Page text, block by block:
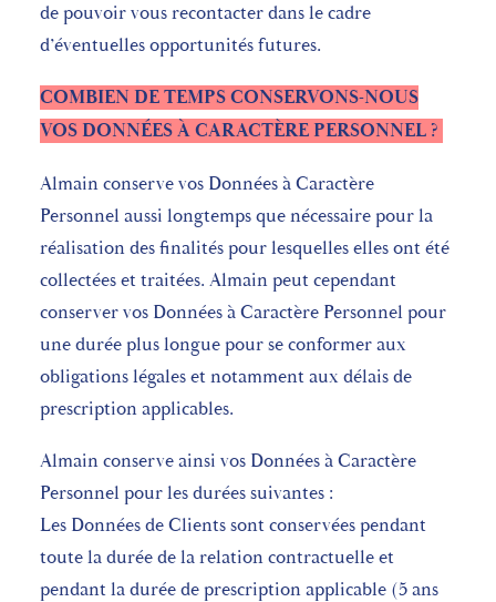
de pouvoir vous recontacter dans le cadre
d’éventuelles opportunités futures.
COMBIEN DE TEMPS CONSERVONS-NOUS
VOS DONNÉES À CARACTÈRE PERSONNEL ?
Almain conserve vos Données à Caractère
Personnel aussi longtemps que nécessaire pour la
réalisation des finalités pour lesquelles elles ont été
collectées et traitées. Almain peut cependant
conserver vos Données à Caractère Personnel pour
une durée plus longue pour se conformer aux
obligations légales et notamment aux délais de
prescription applicables.
Almain conserve ainsi vos Données à Caractère
Personnel pour les durées suivantes :
Les Données de Clients sont conservées pendant
toute la durée de la relation contractuelle et
pendant la durée de prescription applicable (5 ans